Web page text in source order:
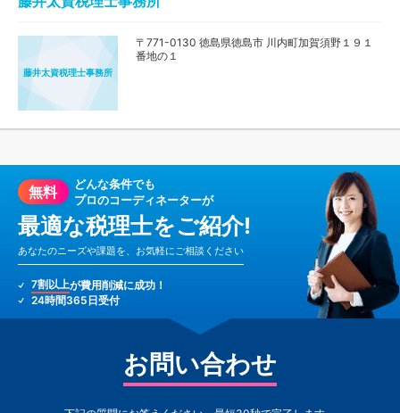
藤井太資税理士事務所
〒771-0130 徳島県徳島市 川内町加賀須野１９１
番地の１
無料
どんな条件でも
プロのコーディネーターが
最適な税理士をご紹介!
あなたのニーズや課題を、お気軽にご相談ください
7割以上が費用削減に成功！
24時間365日受付
お問い合わせ